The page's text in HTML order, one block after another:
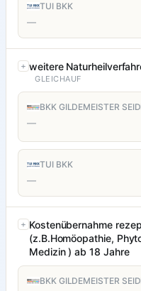
TUI BKK
—
weitere
GLEICHAUF
BKK GILDEMEISTER
—
TUI BKK
—
Kostenübernahme
(z.B.Homöopathie,
Medizin ) ab 18 Jahre
BKK GILDEMEISTER